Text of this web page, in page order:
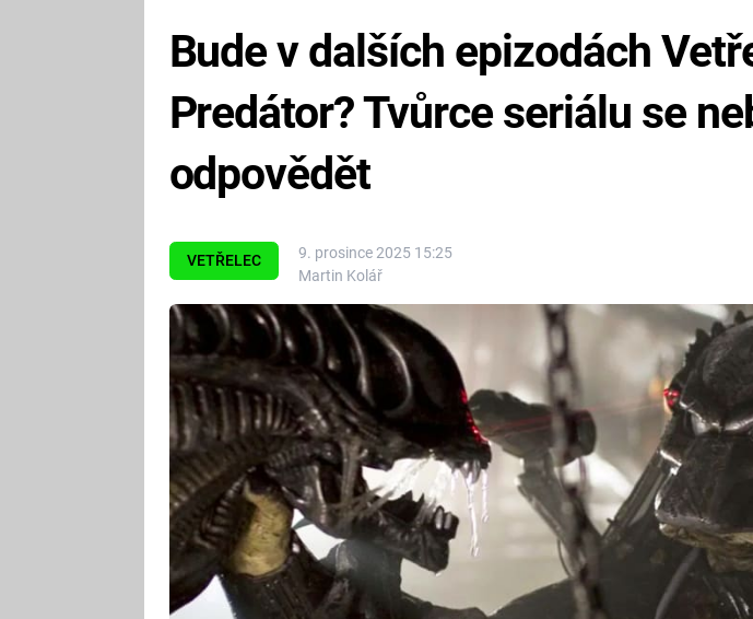
VETŘELEC
9. prosince 2025 15:25
Martin Kolář
Bude v dalších epizodách
Predátor? Tvůrce seriálu se
odpovědět